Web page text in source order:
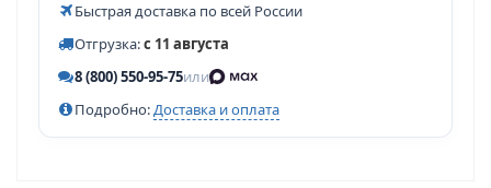
Быстрая доставка по всей России
Отгрузка:с 11 августа
8 (800) 550-95-75или
Подробно:Доставка и оплата